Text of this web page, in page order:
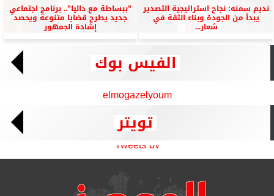
نديم سمنه: نجاح استراتيجية التصدير
يبدأ من الجودة وبناء الثقة في
شعار...
”ببساطة مع داليا”.. برنامج اجتماعي
جديد يطرح قضايا متنوعة ويحصد
إشادة الجمهور
الفيس بوك
elmogazelyoum
تويتر
Tweets by